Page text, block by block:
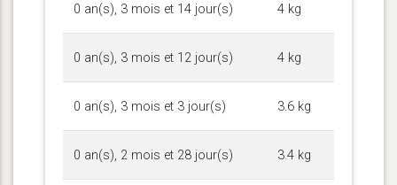
0 an(s), 3 mois et 14 jour(s) 4 kg
0 an(s), 3 mois et 12 jour(s) 4 kg
0 an(s), 3 mois et 3 jour(s) 3.6 kg
0 an(s), 2 mois et 28 jour(s) 3.4 kg